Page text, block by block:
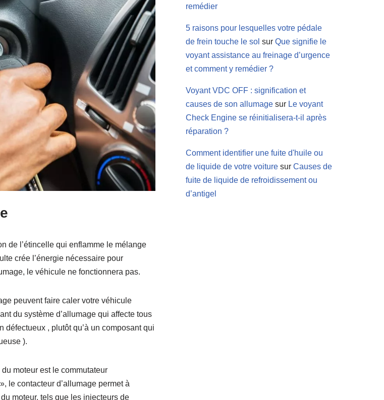
de l’étincelle qui enflamme le mélange
crée l’énergie nécessaire pour
le véhicule ne fonctionnera pas.
peuvent faire caler votre véhicule
du système d’allumage qui affecte tous
, plutôt qu’à un composant qui
).
moteur est le commutateur
le contacteur d’allumage permet à
moteur, tels que les injecteurs de
remédier
5 raisons pour lesquelles votre pédale
de frein touche le sol sur Que signifie le
voyant assistance au freinage d’urgence
et comment y remédier ?
Voyant VDC OFF : signification et
causes de son allumage sur Le voyant
Check Engine se réinitialisera-t-il après
réparation ?
Comment identifier une fuite d'huile ou
de liquide de votre voiture sur Causes de
fuite de liquide de refroidissement ou
d’antigel